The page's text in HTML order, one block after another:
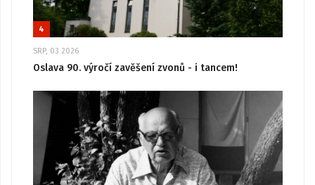
4
SRP, 03 2026
Oslava 90. výročí zavěšení zvonů - i tancem!